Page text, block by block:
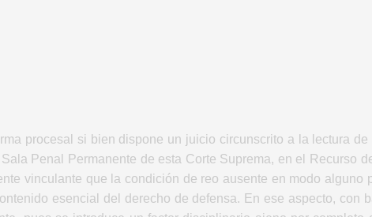
procesal si bien dispone un juicio circunscrito a la lectura
Penal Permanente de esta Corte Suprema, en el
vinculante que la condición de reo ausente en modo
esencial del derecho de defensa. En ese aspecto,